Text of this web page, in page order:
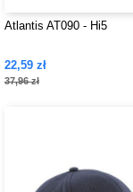
Atlantis AT090 - Hi5
22,59 zł
37,96 zł